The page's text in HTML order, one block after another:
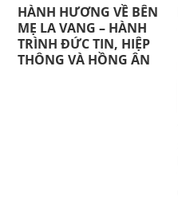
HÀNH HƯƠNG VỀ BÊN
MẸ LA VANG – HÀNH
TRÌNH ĐỨC TIN, HIỆP
THÔNG VÀ HỒNG ÂN